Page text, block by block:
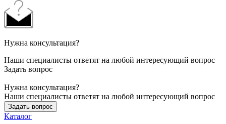
Нужна консультация?
Наши специалисты ответят на любой интересующий вопрос
Задать вопрос
Нужна консультация?
Наши специалисты ответят на любой интересующий вопрос
Задать вопрос
Каталог